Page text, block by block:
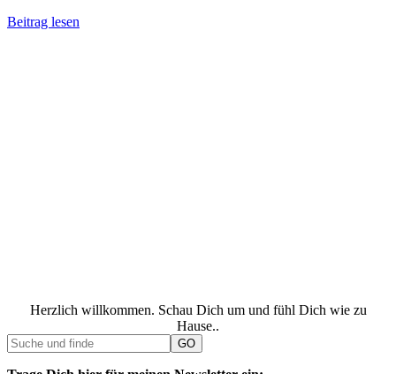
Beitrag lesen
Herzlich willkommen. Schau Dich um und fühl Dich wie zu
Hause..